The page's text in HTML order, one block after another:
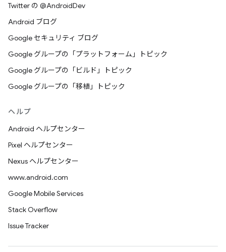
Twitter の @AndroidDev
Android ブログ
Google セキュリティ ブログ
Google グループの「プラットフォーム」トピック
Google グループの「ビルド」トピック
Google グループの「移植」トピック
ヘルプ
Android ヘルプセンター
Pixel ヘルプセンター
Nexus ヘルプセンター
www.android.com
Google Mobile Services
Stack Overflow
Issue Tracker